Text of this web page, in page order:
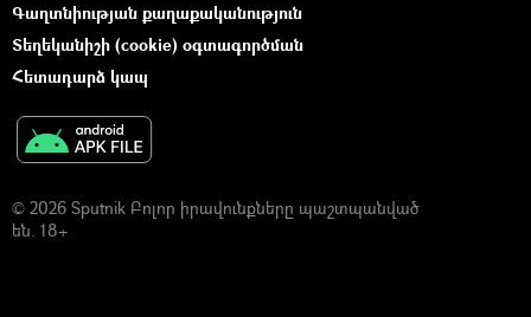
Գաղտնիության քաղաքականություն
Տեղեկանիշի (cookie) օգտագործման
Հետադարձ կապ
© 2026 Sputnik Բոլոր իրավունքները պաշտպանված
են. 18+